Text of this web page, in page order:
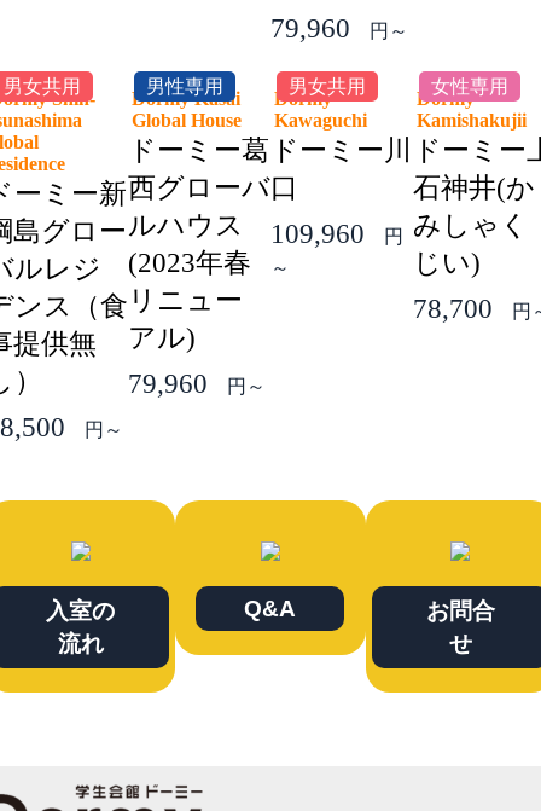
79,960
円～
男女共用
Shin-
ーミー新
島グロー
ルレジ
ンス（食
提供無
）
円～
男性専用
Dormy Kasai
Global House
ドーミー葛
西グローバ
ルハウス
(2023年春
リニュー
アル)
79,960
円～
男女共用
Dormy
Kawaguchi
ドーミー川
口
109,960
円
～
女性専用
Dormy
ドーミー
石神井(か
みしゃく
じい)
78,700
円
入室の
流れ
Q&A
お問合
せ